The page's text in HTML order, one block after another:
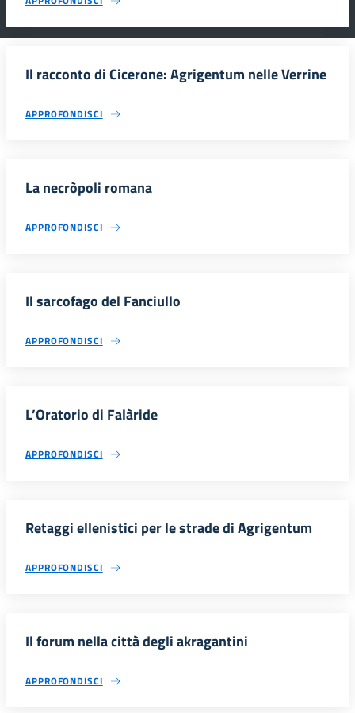
Il racconto di Cicerone: Agrigentum nelle Verrine
APPROFONDISCI
La necròpoli romana
APPROFONDISCI
Il sarcofago del Fanciullo
APPROFONDISCI
L’Oratorio di Falàride
APPROFONDISCI
Retaggi ellenistici per le strade di Agrigentum
APPROFONDISCI
Il forum nella città degli akragantini
APPROFONDISCI